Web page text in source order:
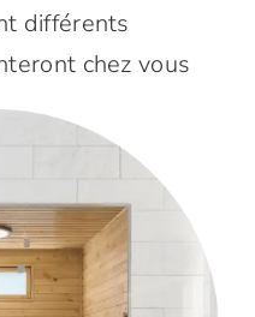
différents
chez vous